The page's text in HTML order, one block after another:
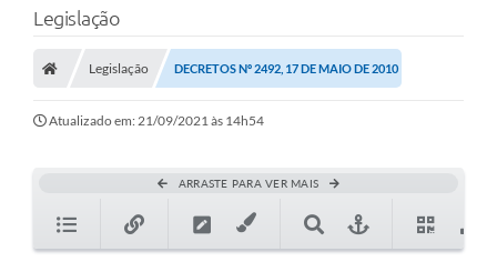
Legislação
Legislação DECRETOS Nº 2492, 17 DE MAIO DE 2010
Atualizado em: 21/09/2021 às 14h54
ARRASTE PARA VER MAIS